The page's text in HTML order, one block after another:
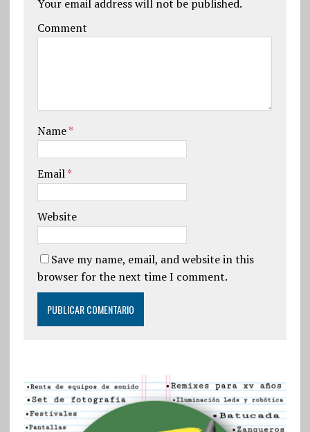
Your email address will not be published.
Comment
Name*
Email*
Website
Save my name, email, and website in this
browser for the next time I comment.